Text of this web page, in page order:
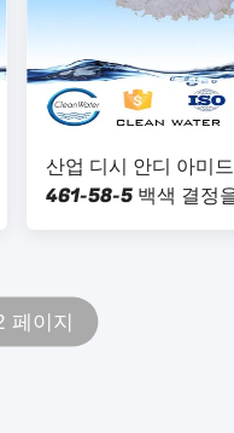
산업 디시 안디 아미
461-58-5 백색 결정
품
페이지